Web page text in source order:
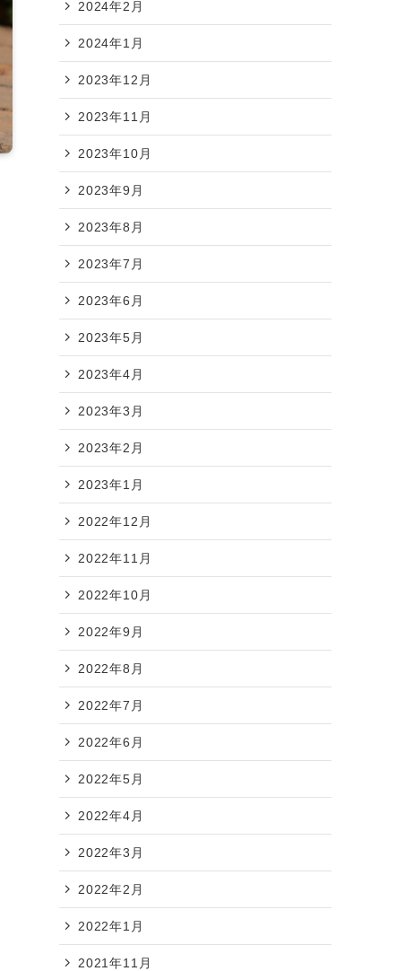
2024年2月
2024年1月
2023年12月
2023年11月
2023年10月
2023年9月
2023年8月
2023年7月
2023年6月
2023年5月
2023年4月
2023年3月
2023年2月
2023年1月
2022年12月
2022年11月
2022年10月
2022年9月
2022年8月
2022年7月
2022年6月
2022年5月
2022年4月
2022年3月
2022年2月
2022年1月
2021年11月